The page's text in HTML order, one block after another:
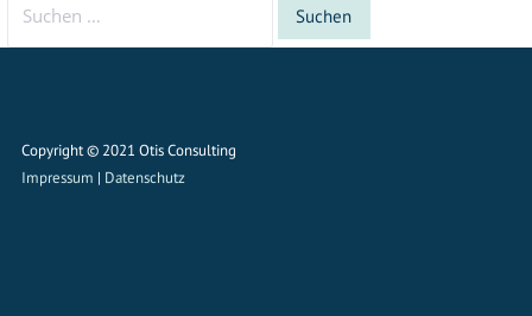
Copyright © 2021 Otis Consulting
Impressum | Datenschutz